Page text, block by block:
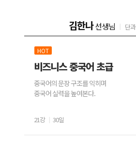
김한나선생님 단과
HOT
비즈니스 중국어 초급
중국어의 문장 구조를 익히며
중국어 실력을 높여본다.
21강 30일